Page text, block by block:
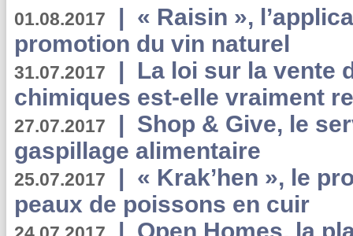
01.08.2017 | « Raisin »,
promotion du vin naturel
31.07.2017 | La loi sur la vente
chimiques est-elle vraiment
27.07.2017 | Shop & Give, le
gaspillage alimentaire
25.07.2017 | « Krak’hen », le
peaux de poissons en cuir